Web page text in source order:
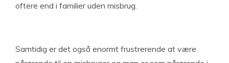
oftere end i familier uden misbrug.
Samtidig er det også enormt frustrerende at være